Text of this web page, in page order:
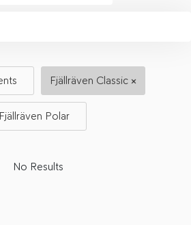
Fjällräven Classic
Fjällräven Polar
No Results